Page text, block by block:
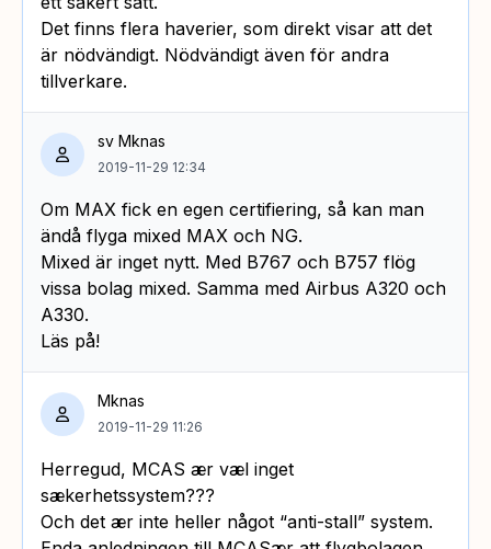
Det finns flera haverier, som direkt visar att det
är nödvändigt. Nödvändigt även för andra
tillverkare.
sv Mknas
2019-11-29 12:34
Om MAX fick en egen certifiering, så kan man
ändå flyga mixed MAX och NG.
Mixed är inget nytt. Med B767 och B757 flög
vissa bolag mixed. Samma med Airbus A320 och
A330.
Läs på!
Mknas
2019-11-29 11:26
Herregud, MCAS ær væl inget
sækerhetssystem???
Och det ær inte heller något “anti-stall” system.